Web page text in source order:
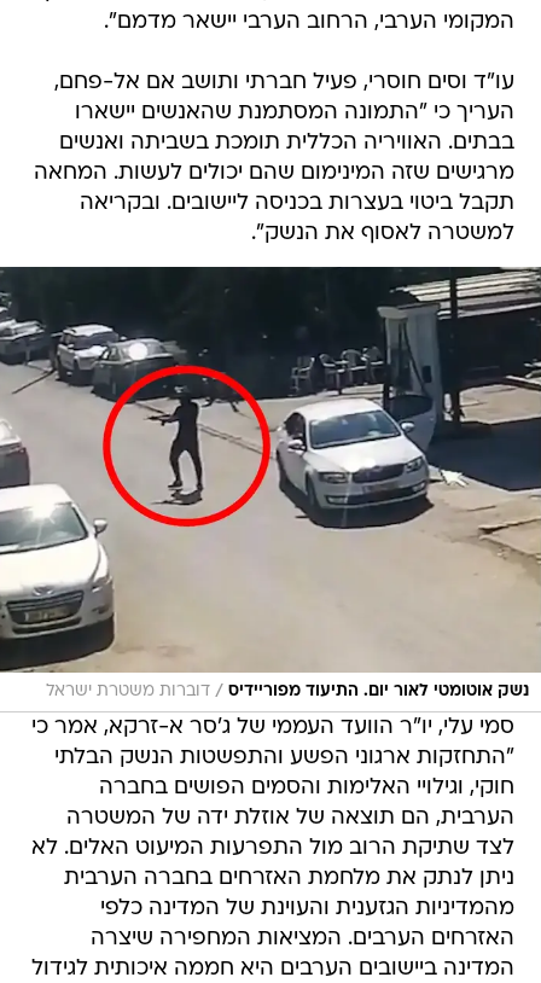
המקומי הערבי, הרחוב הערבי יישאר מדמם".
עו"ד וסים חוסרי, פעיל חברתי ותושב אם אל-פחם,
העריך כי "התמונה המסתמנת שהאנשים יישארו
בבתים. האוויריה הכללית תומכת בשביתה ואנשים
מרגישים שזה המינימום שהם יכולים לעשות. המחאה
תקבל ביטוי בעצרות בכניסה ליישובים. ובקריאה
למשטרה לאסוף את הנשק".
נשק אוטומטי לאור יום. התיעוד מפוריידיס / דוברות משטרת ישראל
סמי עלי, יו"ר הוועד העממי של ג'סר א-זרקא, אמר כי
"התחזקות ארגוני הפשע והתפשטות הנשק הבלתי
חוקי, וגילויי האלימות והסמים הפושים בחברה
הערבית, הם תוצאה של אוזלת ידה של המשטרה
לצד שתיקת הרוב מול התפרעות המיעוט האלים. לא
ניתן לנתק את מלחמת האזרחים בחברה הערבית
מהמדיניות הגזענית והעוינת של המדינה כלפי
האזרחים הערבים. המציאות המחפירה שיצרה
המדינה ביישובים הערבים היא חממה איכותית לגידול